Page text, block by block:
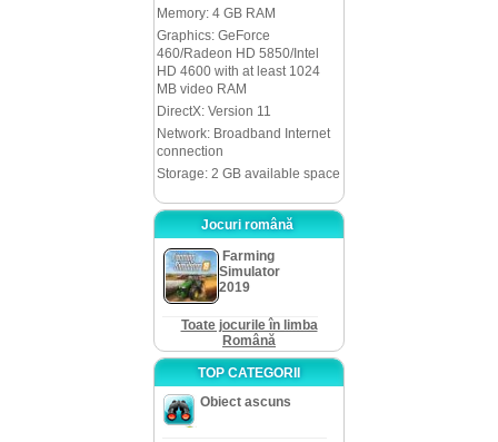
Memory: 4 GB RAM
Graphics: GeForce
460/Radeon HD 5850/Intel
HD 4600 with at least 1024
MB video RAM
DirectX: Version 11
Network: Broadband Internet
connection
Storage: 2 GB available space
Jocuri română
Farming
Simulator
2019
Toate jocurile în limba
Română
TOP CATEGORII
Obiect ascuns